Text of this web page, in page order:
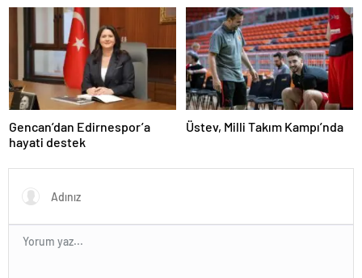
Gencan’dan Edirnespor’a
hayati destek
Üstev, Milli Takım Kampı’nda